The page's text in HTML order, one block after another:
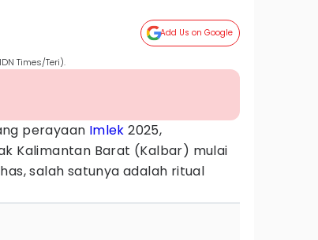
Add Us on Google
Times/Teri).
perayaan Imlek 2025,
Kalimantan Barat (Kalbar) mulai
salah satunya adalah ritual